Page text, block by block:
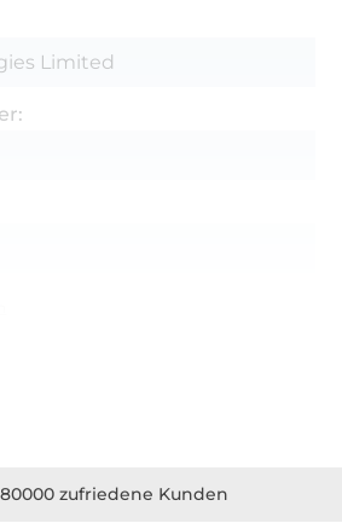
Limited
zufriedene Kunden